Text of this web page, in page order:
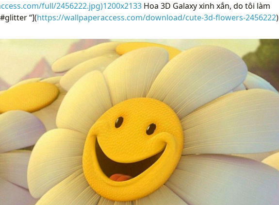
full/2456222.jpg)1200x2133Hoa 3D Galaxy xinh xắn, do tôi làm
“](https://wallpaperaccess.com/download/cute-3d-flowers-2456222)